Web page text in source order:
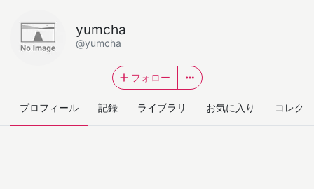
yumcha
@yumcha
フォロー
プロフィール 記録 ライブラリ お気に入り コレク